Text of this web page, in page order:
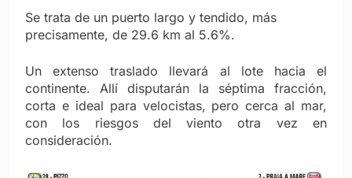
Se trata de un puerto largo y tendido, más
precisamente, de 29.6 km al 5.6%.
Un extenso traslado llevará al lote hacia el
continente. Allí disputarán la séptima fracción,
corta e ideal para velocistas, pero cerca al mar,
con los riesgos del viento otra vez en
consideración.